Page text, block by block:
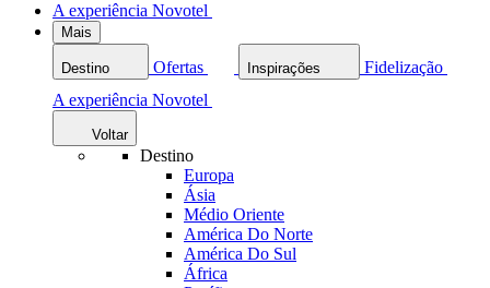
A experiência Novotel
Mais
Destino Ofertas Inspirações
Fidelização
A experiência Novotel
Voltar
Destino
Europa
Ásia
Médio Oriente
América Do Norte
América Do Sul
África